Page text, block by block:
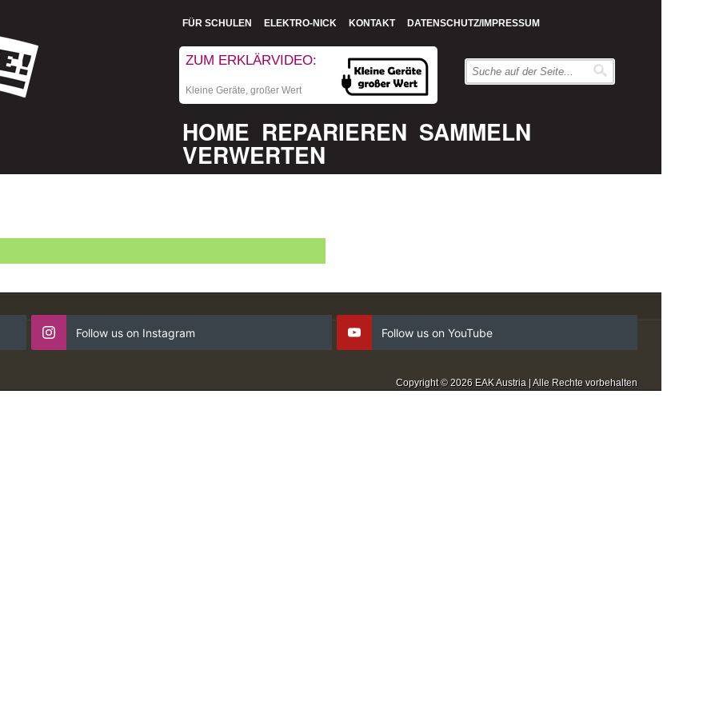
FÜR SCHULEN ELEKTRO-NICK KONTAKT DATENSCHUTZ/IMPRESSUM
ZUM ERKLÄRVIDEO:
Kleine Geräte, großer Wert
HOME REPARIEREN SAMMELN
VERWERTEN
Follow us on Instagram Follow us on YouTube
Copyright © 2026 EAK Austria | Alle Rechte vorbehalten